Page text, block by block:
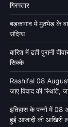
गिरफ्तार
बड़कागांव में मुठभेड़ के
संदिग्ध
बारिश में ढही पुरानी
सिक्के
Rashifal 08
जाए विवाद की स्थिति,
इतिहास के पन्नों में 08
हुई आजादी की आखिरी